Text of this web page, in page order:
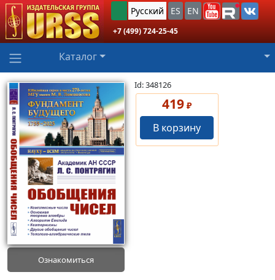
Русский ES EN
+7 (499) 724-25-45
Каталог
Ознакомиться
Id: 348126
419 ₽
В корзину